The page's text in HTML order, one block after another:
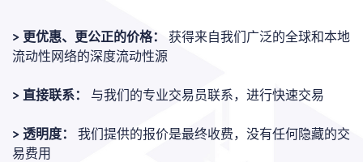
> 更优惠、更公正的价格：
获得来自我们广泛的全球和本地
流动性网络的深度流动性源
> 直接联系： 与我们的专业交易员联系，进行快速交易
> 透明度：
我们提供的报价是最终收费，没有任何隐藏的交
易费用